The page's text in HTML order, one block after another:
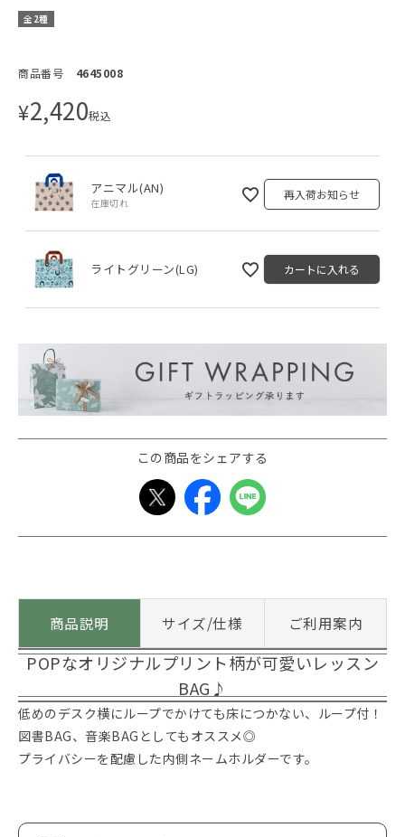
全2種
商品番号 4645008
¥2,420税込
アニマル(AN)
在庫切れ
再入荷お知らせ
ライトグリーン(LG) カートに入れる
この商品をシェアする
商品説明 サイズ/仕様 ご利用案内
POPなオリジナルプリント柄が可愛いレッスン
BAG♪
低めのデスク横にループでかけても床につかない、ループ付！
図書BAG、音楽BAGとしてもオススメ◎
プライバシーを配慮した内側ネームホルダーです。